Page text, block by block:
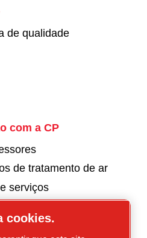
de qualidade
com a CP
de tratamento de ar
serviços
cookies.